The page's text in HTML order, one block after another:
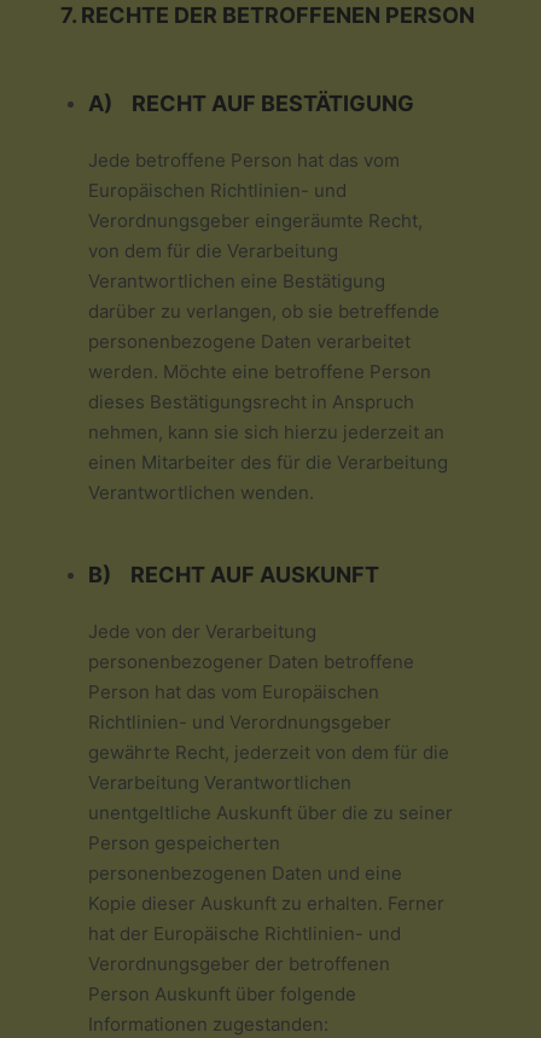
7. RECHTE DER BETROFFENEN PERSON
A) RECHT AUF BESTÄTIGUNG
Jede betroffene Person hat das vom
Europäischen Richtlinien- und
Verordnungsgeber eingeräumte Recht,
von dem für die Verarbeitung
Verantwortlichen eine Bestätigung
darüber zu verlangen, ob sie betreffende
personenbezogene Daten verarbeitet
werden. Möchte eine betroffene Person
dieses Bestätigungsrecht in Anspruch
nehmen, kann sie sich hierzu jederzeit an
einen Mitarbeiter des für die Verarbeitung
Verantwortlichen wenden.
B) RECHT AUF AUSKUNFT
Jede von der Verarbeitung
personenbezogener Daten betroffene
Person hat das vom Europäischen
Richtlinien- und Verordnungsgeber
gewährte Recht, jederzeit von dem für die
Verarbeitung Verantwortlichen
unentgeltliche Auskunft über die zu seiner
Person gespeicherten
personenbezogenen Daten und eine
Kopie dieser Auskunft zu erhalten. Ferner
hat der Europäische Richtlinien- und
Verordnungsgeber der betroffenen
Person Auskunft über folgende
Informationen zugestanden: